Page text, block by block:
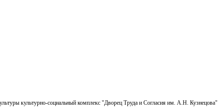
культурно-социальный комплекс "Дворец Труда и Согласия им. А.Н. Кузнецова"